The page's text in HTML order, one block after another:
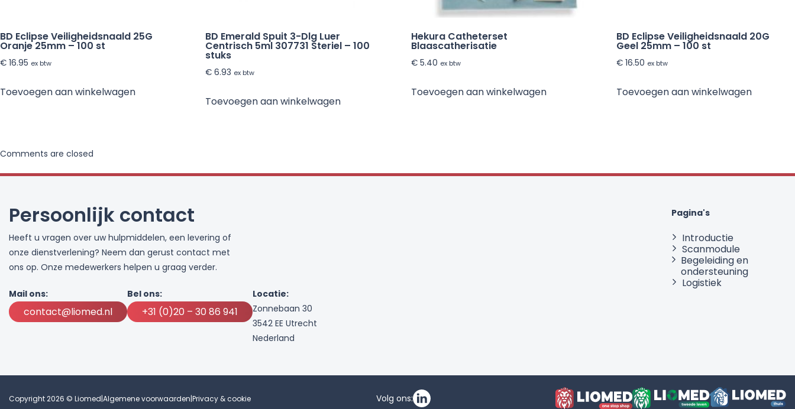
BD Eclipse Veiligheidsnaald 25G
Oranje 25mm – 100 st
€ 16.95 ex btw
Toevoegen aan winkelwagen
BD Emerald Spuit 3-Dlg Luer
Centrisch 5ml 307731 Steriel – 100
stuks
€ 6.93 ex btw
Toevoegen aan winkelwagen
Hekura Catheterset
Blaascatherisatie
€5.40 ex btw
Toevoegen aan winkelwagen
BD Eclipse Veiligheidsnaald 20G
Geel 25mm – 100 st
€ 16.50 ex btw
Toevoegen aan winkelwagen
Comments are closed
Persoonlijk contact
Heeft u vragen over uw hulpmiddelen, een levering of
onze dienstverlening? Neem dan gerust contact met
ons op. Onze medewerkers helpen u graag verder.
Mail ons:
contact@liomed.nl
Bel ons:
+31 (0)20 – 30 86 941
Locatie:
Zonnebaan 30
3542 EE Utrecht
Nederland
Pagina's
Introductie
Scanmodule
Begeleiding en
ondersteuning
Logistiek
Copyright 2026 © Liomed|Algemene voorwaarden|Privacy & cookie Volg ons: